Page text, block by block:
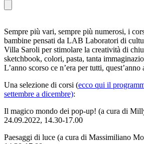
Sempre più vari, sempre più numerosi, i
bambine pensati da LAB Laboratori di
Villa Saroli per stimolare la creatività di
sketchbook, colori, pasta, tanta
L’anno scorso ce n’era per tutti,
Una selezione di corsi (ecco qui il
settembre a dicembre):
Il magico mondo dei pop-up! (a cura di
24.09.2022, 14.30-17.00
Paesaggi di luce (a cura di Massimiliano